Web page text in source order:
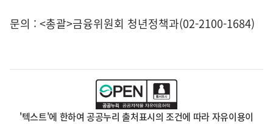
문의 : <총괄>금융위원회 청년정책과(02-2100-1684)
'텍스트'에 한하여 공공누리 출처표시의 조건에 따라 자유이용이